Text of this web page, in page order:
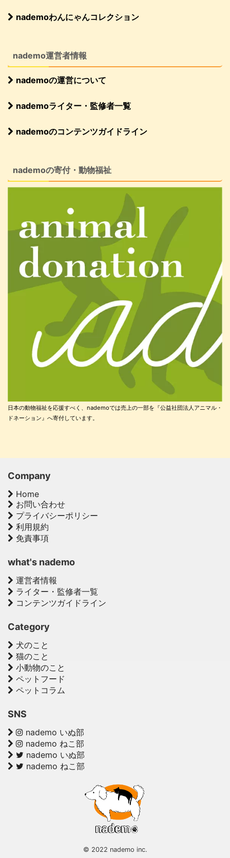
nademoわんにゃんコレクション
nademo運営者情報
nademoの運営について
nademoライター・監修者一覧
nademoのコンテンツガイドライン
nademoの寄付・動物福祉
日本の動物福祉を応援すべく、nademoでは売上の一部を『公益社団法人アニマル・
ドネーション』へ寄付しています。
Company
Home
お問い合わせ
プライバシーポリシー
利用規約
免責事項
what's nademo
運営者情報
ライター・監修者一覧
コンテンツガイドライン
Category
犬のこと
猫のこと
小動物のこと
ペットフード
ペットコラム
SNS
nademo いぬ部
nademo ねこ部
nademo いぬ部
nademo ねこ部
© 2022 nademo inc.